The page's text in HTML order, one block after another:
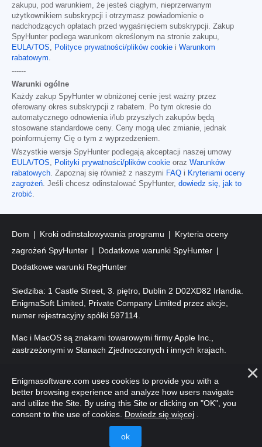
zakupu, pod warunkiem, że jesteś ciągłym, nieprzerwanym
użytkownikiem subskrypcji i otrzymasz powiadomienie o
nadchodzących opłatach przed wygaśnięciem subskrypcji. Zakup
SpyHunter podlega warunkom określonym na stronie zakupu,
EULA/TOS, Polityce prywatności/plików cookie i Warunkom
rabatowym.
------
Warunki ogólne
Każdy zakup SpyHunter w obniżonej cenie jest ważny przez
oferowany okres subskrypcji z rabatem. Po tym okresie do
automatycznego odnowienia i/lub przyszłych zakupów będą
stosowane standardowe ceny. Ceny mogą ulec zmianie, jednak
poinformujemy Cię o tym z wyprzedzeniem.
Wszystkie wersje SpyHunter podlegają akceptacji naszej umowy
EULA/TOS, Polityki prywatności/plików cookie oraz Warunków
rabatowych. Zapoznaj się również z naszymi FAQ i Kryteriami oceny
zagrożeń. Jeśli chcesz odinstalować SpyHunter, dowiedz się, jak to
zrobić.
Dom Kroki odinstalowywania programu
Kryteria oceny
zagrożeń SpyHunter
Dodatkowe warunki SpyHunter
Dodatkowe warunki RegHunter
Siedziba: 1 Castle Street, 3. piętro, Dublin 2 D02XD82 Irlandia.
EnigmaSoft Limited, Private Company Limited przez akcje,
numer rejestracyjny spółki 597114.
Mac i MacOS są znakami towarowymi firmy Apple Inc.,
zastrzeżonymi w Stanach Zjednoczonych i innych krajach.
zastrzeżone.
Enigmasoftware.com uses cookies to provide you with a
better browsing experience and analyze how users navigate
and utilize the Site. By using this Site or clicking on "OK", you
consent to the use of cookies. Dowiedz się więcej